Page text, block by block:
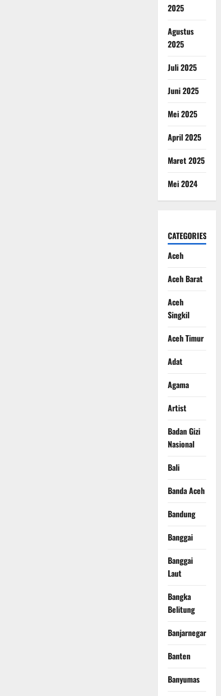
2025
Agustus
2025
Juli 2025
Juni 2025
Mei 2025
April 2025
Maret 2025
Mei 2024
CATEGORIES
Aceh
Aceh Barat
Aceh
Singkil
Aceh Timur
Adat
Agama
Artist
Badan Gizi
Nasional
Bali
Banda Aceh
Bandung
Banggai
Banggai
Laut
Bangka
Belitung
Banjarnegara
Banten
Banyumas